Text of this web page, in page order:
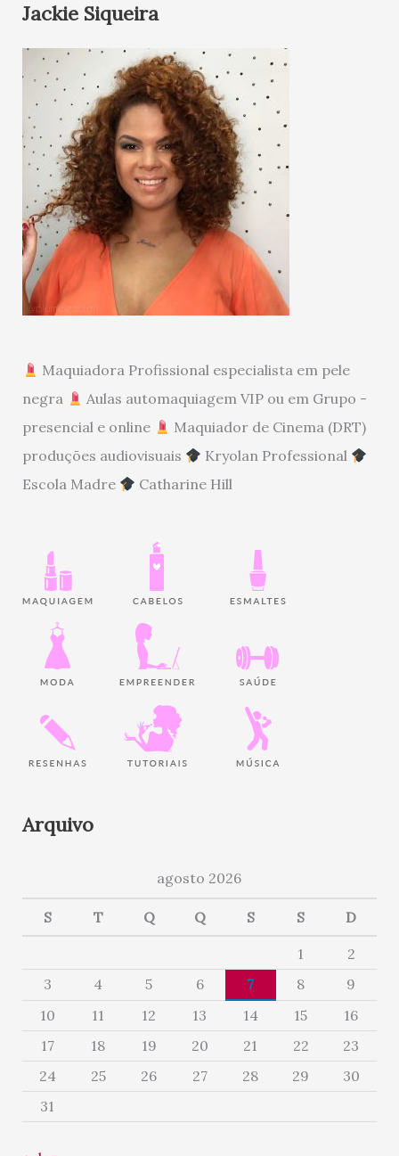
Jackie Siqueira
Maquiadora Profissional especialista em pele
negra
Aulas automaquiagem VIP ou em Grupo -
presencial e online
Maquiador de Cinema (DRT)
produções audiovisuais
Kryolan Professional
Escola Madre
Catharine Hill
Arquivo
agosto 2026
S T Q Q S S D
1
2
3
4 5 6 7 8
9
10
11 12 13 14 15
16
17
18 19 20 21 22
23
24
25 26 27 28 29
30
31